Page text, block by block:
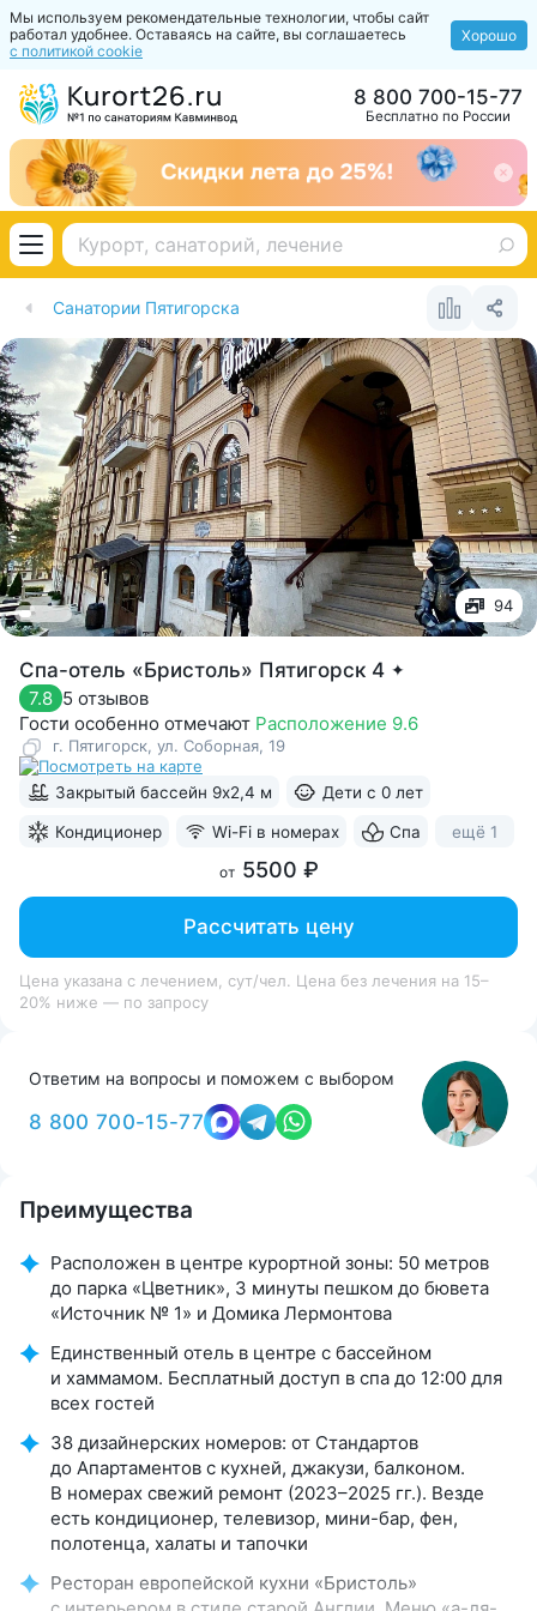
Мы используем рекомендательные технологии, чтобы сайт
работал удобнее. Оставаясь на сайте, вы соглашаетесь
с политикой cookie
Хорошо
Бесплатно по России
8 800 700-15-77
Санатории Пятигорска
94
Спа-отель «Бристоль» Пятигорск 4 ✦
7.8 5 отзывов
Гости особенно отмечают Расположение 9.6
г. Пятигорск, ул. Соборная, 19
Закрытый бассейн 9х2,4 м Дети с 0 лет
Кондиционер Wi-Fi в номерах Спа ещё 1
от 5500 ₽
Рассчитать цену
Цена указана с лечением, сут/чел. Цена без лечения на 15–
20% ниже — по запросу
Ответим на вопросы и поможем с выбором
8 800 700-15-77
Преимущества
Расположен в центре курортной зоны: 50 метров
до парка «Цветник», 3 минуты пешком до бювета
«Источник № 1» и Домика Лермонтова
Единственный отель в центре с бассейном
и хаммамом. Бесплатный доступ в спа до 12:00 для
всех гостей
38 дизайнерских номеров: от Стандартов
до Апартаментов с кухней, джакузи, балконом.
В номерах свежий ремонт (2023–2025 гг.). Везде
есть кондиционер, телевизор, мини-бар, фен,
полотенца, халаты и тапочки
Ресторан европейской кухни «Бристоль»